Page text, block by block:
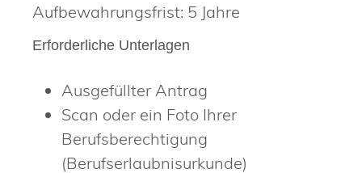
Aufbewahrungsfrist: 5 Jahre
Erforderliche Unterlagen
Ausgefüllter Antrag
Scan oder ein Foto Ihrer
Berufsberechtigung
(Berufserlaubnisurkunde)